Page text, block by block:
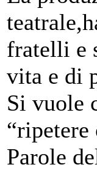
fratelli e
vita e di
Si vuole
Parole